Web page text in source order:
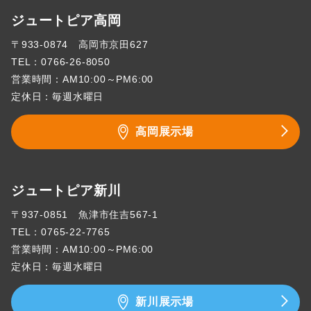
ジュートピア高岡
〒933-0874 高岡市京田627
TEL：0766-26-8050
営業時間：AM10:00～PM6:00
定休日：毎週水曜日
高岡展示場
ジュートピア新川
〒937-0851 魚津市住吉567-1
TEL：0765-22-7765
営業時間：AM10:00～PM6:00
定休日：毎週水曜日
新川展示場